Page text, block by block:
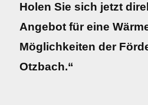
Holen Sie sich jetzt
Angebot für eine
Möglichkeiten der
Otzbach.“